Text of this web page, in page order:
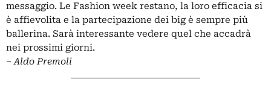
messaggio. Le Fashion week restano, la loro efficacia si
è affievolita e la partecipazione dei big è sempre più
ballerina. Sarà interessante vedere quel che accadrà
nei prossimi giorni.
– Aldo Premoli